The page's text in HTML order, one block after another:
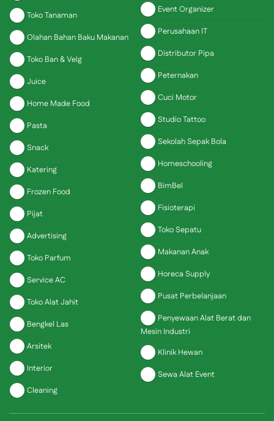
Toko Tanaman
Olahan Bahan Baku Makanan
Toko Ban & Velg
Juice
Home Made Food
Pasta
Snack
Katering
Frozen Food
Pijat
Advertising
Toko Parfum
Service AC
Toko Alat Jahit
Bengkel Las
Arsitek
Interior
Cleaning
Event Organizer
Perusahaan IT
Distributor Pipa
Peternakan
Cuci Motor
Studio Tattoo
Sekolah Sepak Bola
Homeschooling
BimBel
Fisioterapi
Toko Sepatu
Makanan Anak
Horeca Supply
Pusat Perbelanjaan
Penyewaan Alat Berat dan
Mesin Industri
Klinik Hewan
Sewa Alat Event